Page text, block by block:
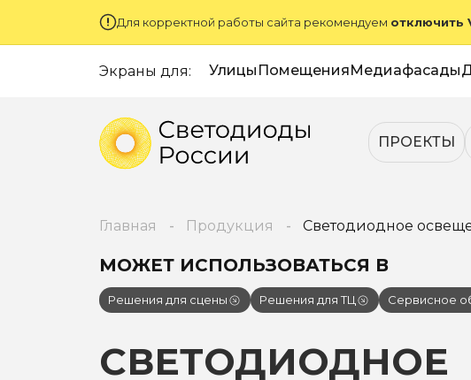
Для корректной работы сайта рекомендуем отключить
Экраны для: Улицы ПомещенияМедиафасады
ПРОЕКТЫ
Главная Продукция Светодиодное
МОЖЕТ ИСПОЛЬЗОВАТЬСЯ В
Решения для сцены Решения для ТЦ Сервисное
СВЕТОДИОДНОЕ